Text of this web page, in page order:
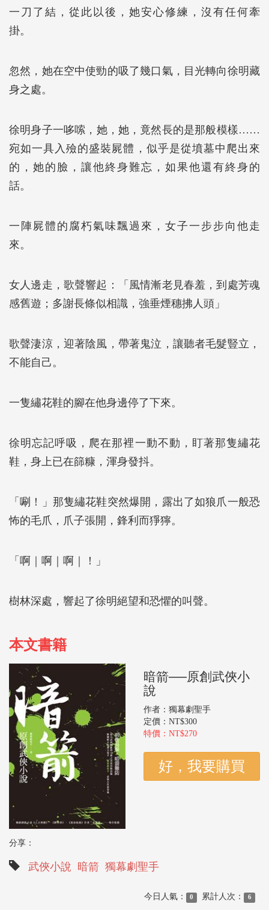
一刀了結，從此以後，她安心修練，沒有任何牽
掛。
忽然，她在空中使勁的吸了幾口氣，目光轉向徐明藏
身之處。
徐明身子一哆嗦，她，她，竟然長的是那般模樣……
宛如一具入殮的盛裝屍體，似乎是從墳墓中爬出來
的，她的臉，讓他終身難忘，如果他還有終身的
話。
一陣屍體的腐朽氣味飄過來，女子一步步向他走
來。
女人邊走，歌聲響起：「風情漸老見春羞，到處芳魂
感舊遊；多謝長條似相識，強垂煙穗拂人頭」
歌聲淒涼，迎著陰風，帶著鬼泣，讓聽者毛髮豎立，
不能自己。
一隻繡花鞋的腳在他身邊停了下來。
徐明忘記呼吸，爬在那裡一動不動，盯著那隻繡花
鞋，身上已在篩糠，渾身發抖。
「唰！」那隻繡花鞋突然爆開，露出了如狼爪一般恐
怖的毛爪，爪子張開，鋒利而猙獰。
「啊｜啊｜啊｜！」
樹林深處，響起了徐明絕望和恐懼的叫聲。
本文書籍
暗箭──原創武俠小
說
作者：獨幕劇聖手
定價：NT$300
特價：NT$270
分享：
武俠小說 暗箭 獨幕劇聖手
今日人氣： 0 累計人次： 6